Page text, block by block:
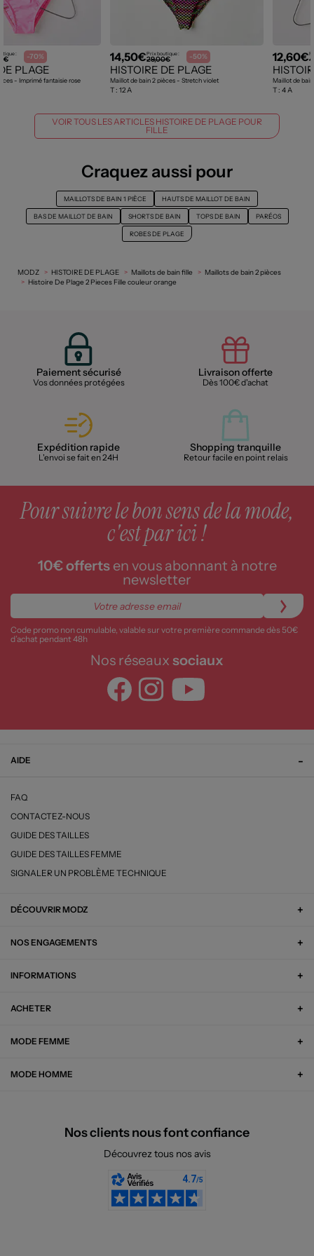
: -70%
PLAGE
- Imprimé fantaisie rose
14,50€Prix boutique :
29,00€ -50%
HISTOIRE DE PLAGE
Maillot de bain 2 pièces - Stretch violet
T : 12 A
12,60€
Maillot de
T : 4 A
VOIR TOUS LES ARTICLES HISTOIRE DE PLAGE POUR
FILLE
Craquez aussi pour
MAILLOTS DE BAIN 1 PIÈCE HAUTS DE MAILLOT DE BAIN
BAS DE MAILLOT DE BAIN SHORTS DE BAIN TOPS DE BAIN PARÉOS
ROBES DE PLAGE
MODZ HISTOIRE DE PLAGE Maillots de bain fille
Maillots de bain 2 pièces
Histoire De Plage 2 Pieces Fille couleur orange
Paiement sécurisé
Vos données protégées
Livraison offerte
Dès 100€ d'achat
Expédition rapide
L'envoi se fait en 24H
Shopping tranquille
Retour facile en point relais
Pour suivre le bon sens de la mode,
c'est par ici !
10€ offertsen vous abonnant à notre
newsletter
Code promo non cumulable, valable sur votre première commande dès 50€
d’achat pendant 48h
Nos réseaux sociaux
AIDE
FAQ
CONTACTEZ-NOUS
GUIDE DES TAILLES
GUIDE DES TAILLES FEMME
SIGNALER UN PROBLÈME TECHNIQUE
DÉCOUVRIR MODZ
NOS ENGAGEMENTS
INFORMATIONS
ACHETER
MODE FEMME
MODE HOMME
Nos clients nous font confiance
Découvrez tous nos avis